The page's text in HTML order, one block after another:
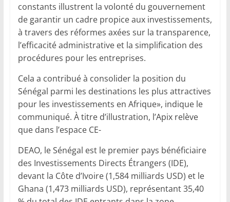
constants illustrent la volonté du gouvernement
de garantir un cadre propice aux investissements,
à travers des réformes axées sur la transparence,
l’efficacité administrative et la simplification des
procédures pour les entreprises.
Cela a contribué à consolider la position du
Sénégal parmi les destinations les plus attractives
pour les investissements en Afrique», indique le
communiqué. À titre d’illustration, l’Apix relève
que dans l’espace CE-
DEAO, le Sénégal est le premier pays bénéficiaire
des Investissements Directs Étrangers (IDE),
devant la Côte d’Ivoire (1,584 milliards USD) et le
Ghana (1,473 milliards USD), représentant 35,40